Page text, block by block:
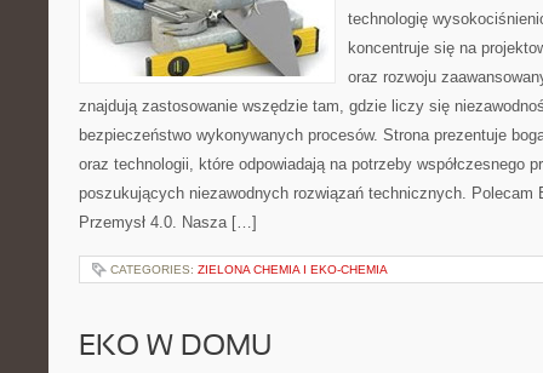
technologię
koncentruje się na
oraz rozwoju
znajdują zastosowanie wszędzie tam, gdzie liczy się
bezpieczeństwo wykonywanych procesów. Strona prezentuje
oraz technologii, które odpowiadają na potrzeby współczesnego
poszukujących niezawodnych rozwiązań technicznych. Polecam
Przemysł 4.0. Nasza […]
CATEGORIES: ZIELONA CHEMIA I EKO-CHEMIA
EKO W DOMU